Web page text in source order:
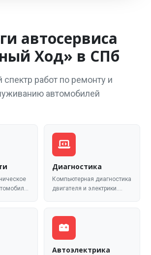
автосервиса
Ход» в СПб
работ по ремонту и
автомобилей
Диагностика
Компьютерная диагностика
двигателя и электрики.
стадии.
Автоэлектрика